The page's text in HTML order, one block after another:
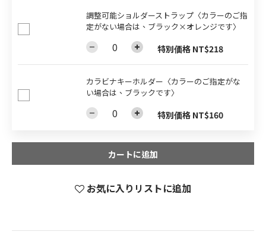
調整可能ショルダーストラップ〈カラーのご指
定がない場合は、ブラック×オレンジです〉
特別価格 NT$218
カラビナキーホルダー〈カラーのご指定がな
い場合は、ブラックです〉
特別価格 NT$160
カートに追加
お気に入りリストに追加